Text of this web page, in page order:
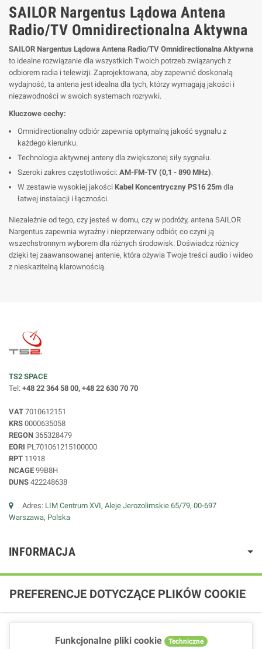
SAILOR Nargentus Lądowa Antena
Radio/TV Omnidirectionalna Aktywna
SAILOR Nargentus Lądowa Antena Radio/TV Omnidirectionalna Aktywna
to idealne rozwiązanie dla wszystkich Twoich potrzeb związanych z
odbiorem radia i telewizji. Zaprojektowana, aby zapewnić doskonałą
wydajność, ta antena jest idealna dla tych, którzy wymagają jakości i
niezawodności w swoich systemach rozrywki.
Kluczowe cechy:
Omnidirectionalny odbiór zapewnia optymalną jakość sygnału z
każdego kierunku.
Technologia aktywnej anteny dla zwiększonej siły sygnału.
Szeroki zakres częstotliwości: AM-FM-TV (0,1 - 890 MHz).
W zestawie wysokiej jakości Kabel Koncentryczny PS16 25m dla
łatwej instalacji i łączności.
Niezależnie od tego, czy jesteś w domu, czy w podróży, antena SAILOR
Nargentus zapewnia wyraźny i nieprzerwany odbiór, co czyni ją
wszechstronnym wyborem dla różnych środowisk. Doświadcz różnicy
dzięki tej zaawansowanej antenie, która ożywia Twoje treści audio i wideo
z nieskazitelną klarownością.
TS2 SPACE
Tel: +48 22 364 58 00, +48 22 630 70 70
VAT 7010612151
KRS 0000635058
REGON 365328479
EORI PL701061215100000
RPT 11918
NCAGE 99B8H
DUNS 422248638
Adres: LIM Centrum XVI, Aleje Jerozolimskie 65/79, 00-697
Warszawa, Polska
INFORMACJA
PREFERENCJE DOTYCZĄCE PLIKÓW COOKIE
Funkcjonalne pliki cookie Techniczne